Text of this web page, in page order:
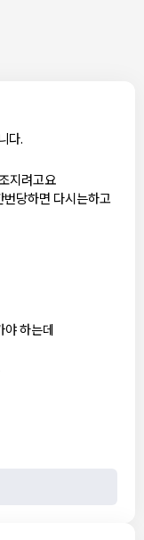
다.
가요?
지려고요
당하면 다시는하고
야 하는데